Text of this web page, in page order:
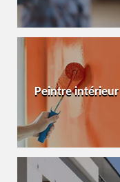
Peintre intérieur